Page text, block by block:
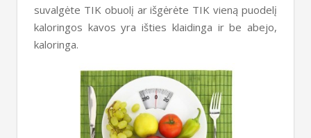
suvalgėte TIK obuolį ar išgėrėte TIK vieną puodelį
kaloringos kavos yra išties klaidinga ir be abejo,
kaloringa.